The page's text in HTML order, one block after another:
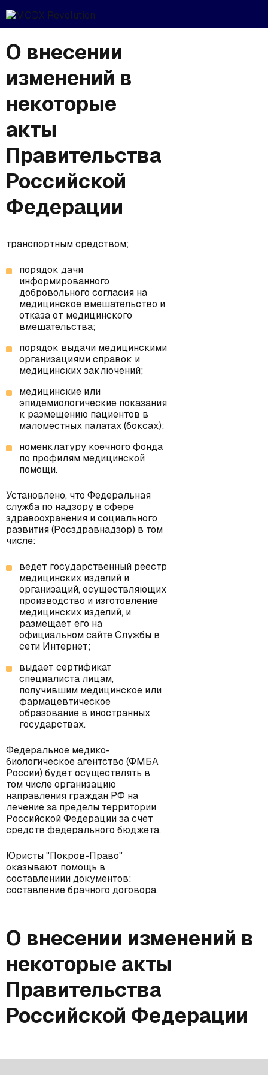
О внесении
изменений в
некоторые
акты
Правительства
Российской
Федерации
транспортным средством;
порядок дачи
информированного
добровольного согласия на
медицинское вмешательство и
отказа от медицинского
вмешательства;
порядок выдачи медицинскими
организациями справок и
медицинских заключений;
медицинские или
эпидемиологические показания
к размещению пациентов в
маломестных палатах (боксах);
номенклатуру коечного фонда
по профилям медицинской
помощи.
Установлено, что Федеральная
служба по надзору в сфере
здравоохранения и социального
развития (Росздравнадзор) в том
числе:
ведет государственный реестр
медицинских изделий и
организаций, осуществляющих
производство и изготовление
медицинских изделий, и
размещает его на
официальном сайте Службы в
сети Интернет;
выдает сертификат
специалиста лицам,
получившим медицинское или
фармацевтическое
образование в иностранных
государствах.
Федеральное медико-
биологическое агентство (ФМБА
России) будет осуществлять в
том числе организацию
направления граждан РФ на
лечение за пределы территории
Российской Федерации за счет
средств федерального бюджета.
Юристы "Покров-Право"
оказывают помощь в
составлениии документов:
составление брачного договора.
О внесении изменений в
некоторые акты
Правительства
Российской Федерации